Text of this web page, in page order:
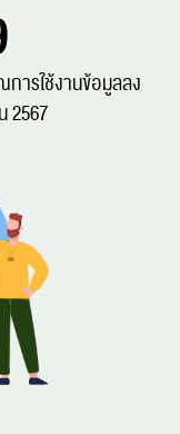
ารใช้งานข้อมูลลง
2567